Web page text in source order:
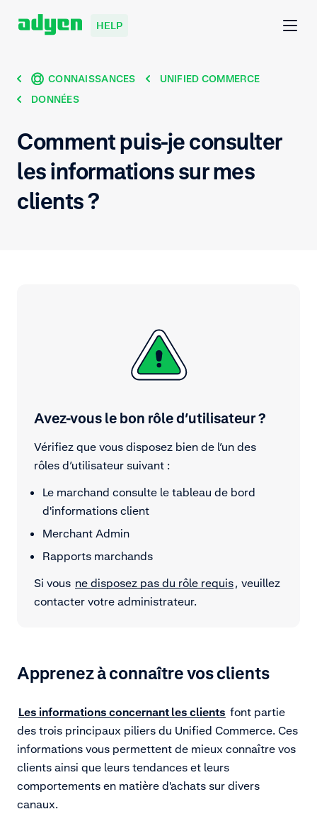
HELP
CONNAISSANCES
UNIFIED COMMERCE
DONNÉES
Comment puis-je consulter
les informations sur mes
clients ?
Avez-vous le bon rôle d’utilisateur ?
Vérifiez que vous disposez bien de l’un des
rôles d’utilisateur suivant :
Le marchand consulte le tableau de bord
d'informations client
Merchant Admin
Rapports marchands
Si vous ne disposez pas du rôle requis, veuillez
contacter votre administrateur.
Apprenez à connaître vos clients
Les informations concernant les clients font partie
des trois principaux piliers du Unified Commerce. Ces
informations vous permettent de mieux connaître vos
clients ainsi que leurs tendances et leurs
comportements en matière d'achats sur divers
canaux.